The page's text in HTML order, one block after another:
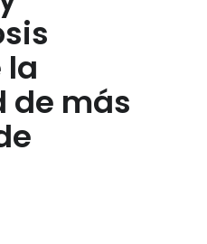
la
de más